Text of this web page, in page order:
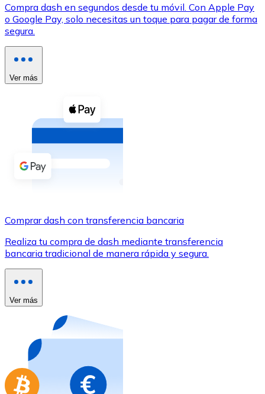
XRP
Efectivo
Comprar con efectivo
Transferencia SEPA
Añade fondos a tu cuenta Bitnovo o realiza compras
Utiliza tarjetas Visa y Mastercard para comprar
Comprar con tarjeta
Tienda - Tarjetas regalo
Compra tarjetas regalo de tus marcas favoritas con
Ir a la tienda de tarjetas regalo
Compra dash en segundos desde tu móvil. Con Apple Pay
o Google Pay, solo necesitas un toque para pagar de forma
segura.
Ver más
Comprar dash con transferencia bancaria
Realiza tu compra de dash mediante transferencia
bancaria tradicional de manera rápida y segura.
Ver más